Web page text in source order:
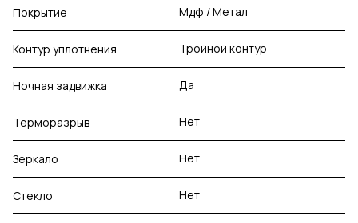
Покрытие Мдф / Метал
Контур уплотнения Тройной контур
Ночная задвижка Да
Терморазрыв Нет
Зеркало Нет
Стекло Нет